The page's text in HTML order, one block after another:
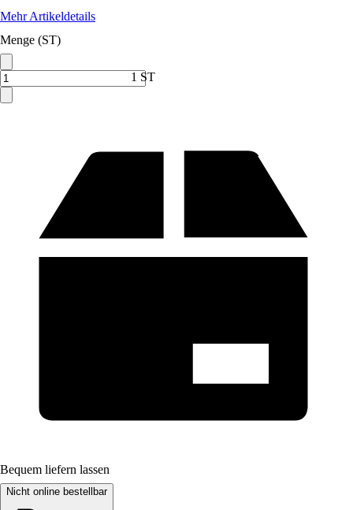
Mehr Artikeldetails
Menge (ST)
1 ST
Bequem liefern lassen
Nicht online bestellbar